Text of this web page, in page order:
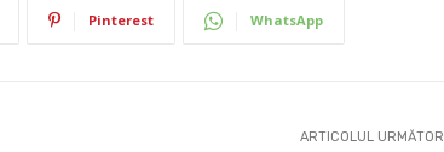
Pinterest WhatsApp
ARTICOLUL URMĂTOR